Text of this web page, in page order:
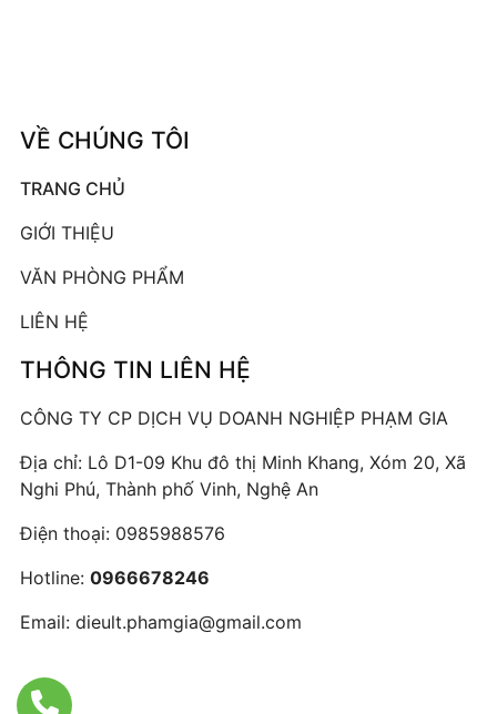
VỀ CHÚNG TÔI
TRANG CHỦ
GIỚI THIỆU
VĂN PHÒNG PHẨM
LIÊN HỆ
THÔNG TIN LIÊN HỆ
CÔNG TY CP DỊCH VỤ DOANH NGHIỆP PHẠM GIA
Địa chỉ: Lô D1-09 Khu đô thị Minh Khang, Xóm 20, Xã
Nghi Phú, Thành phố Vinh, Nghệ An
Điện thoại: 0985988576
Hotline: 0966678246
Email: dieult.phamgia@gmail.com